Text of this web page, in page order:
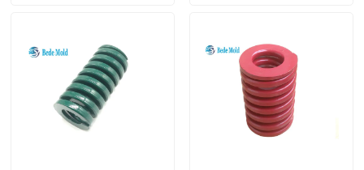
Verzoek om een Citaat
De Componenten van de precisievorm